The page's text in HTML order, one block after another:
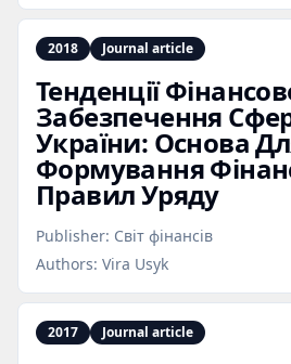
2018 Journal article
Тенденції
Забезпечення
України: Основа
Формування
Правил Уряду
Publisher: Світ фінансів
Authors: Vira Usyk
2017 Journal article